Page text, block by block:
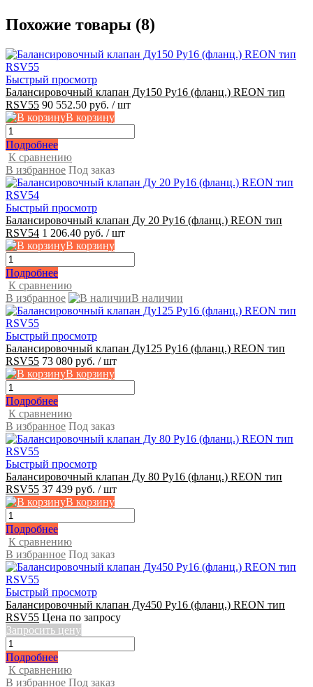
Похожие товары (8)
Быстрый просмотр
Балансировочный клапан Ду150 Ру16 (фланц.) REON тип
RSV55 90 552.50 руб. / шт
В корзину
Подробнее
К сравнению
В избранное Под заказ
Быстрый просмотр
Балансировочный клапан Ду 20 Ру16 (фланц.) REON тип
RSV54 1 206.40 руб. / шт
В корзину
Подробнее
К сравнению
В избранное
В наличии
Быстрый просмотр
Балансировочный клапан Ду125 Ру16 (фланц.) REON тип
RSV55 73 080 руб. / шт
В корзину
Подробнее
К сравнению
В избранное Под заказ
Быстрый просмотр
Балансировочный клапан Ду 80 Ру16 (фланц.) REON тип
RSV55 37 439 руб. / шт
В корзину
Подробнее
К сравнению
В избранное Под заказ
Быстрый просмотр
Балансировочный клапан Ду450 Ру16 (фланц.) REON тип
RSV55 Цена по запросу
Запросить цену
Подробнее
К сравнению
В избранное Под заказ